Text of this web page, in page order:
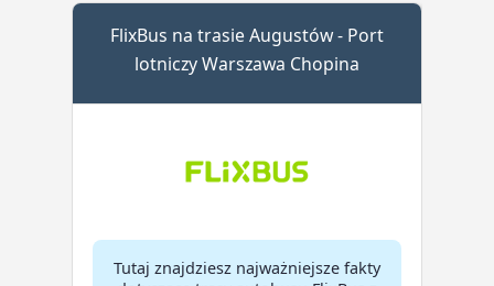
FlixBus na trasie Augustów - Port
lotniczy Warszawa Chopina
Tutaj znajdziesz najważniejsze fakty